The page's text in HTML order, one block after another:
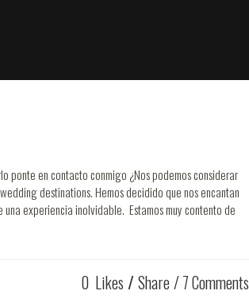
ponte en contacto conmigo ¿Nos podemos considerar
destinations. Hemos decidido que nos encantan
experiencia inolvidable. Estamos muy contento de
0 Likes Share 7 Comments